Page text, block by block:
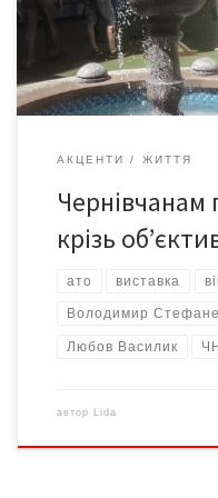
життя тих, хто захищає
головний редактор
АКЦЕНТИ ЖИТТЯ
Чернівчанам
крізь
ато виставка
Володимир
Любов Василик
автор Lida